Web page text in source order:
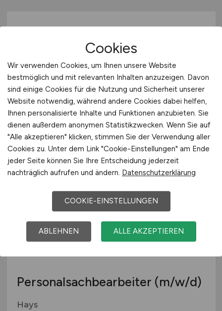
Personalsachbearbeiter(m/w/d)
(m/w/d)
Hays
28.04.2026
Krefeld
Personalsachbearbeiter (m/w/d)
Hays
Cookies
Wir verwenden Cookies, um Ihnen unsere Website
bestmöglich und mit relevanten Inhalten anzuzeigen. Davon
sind einige Cookies für die Nutzung und Sicherheit unserer
Website notwendig, während andere Cookies dabei helfen,
Ihnen personalisierte Inhalte und Funktionen anzubieten. Sie
dienen außerdem anonymen Statistikzwecken. Wenn Sie auf
"Alle akzeptieren" klicken, stimmen Sie der Verwendung aller
Cookies zu. Unter dem Link "Cookie-Einstellungen" am Ende
jeder Seite können Sie Ihre Entscheidung jederzeit
nachträglich aufrufen und ändern. Datenschutzerklärung
COOKIE-EINSTELLUNGEN
ABLEHNEN ALLE AKZEPTIEREN